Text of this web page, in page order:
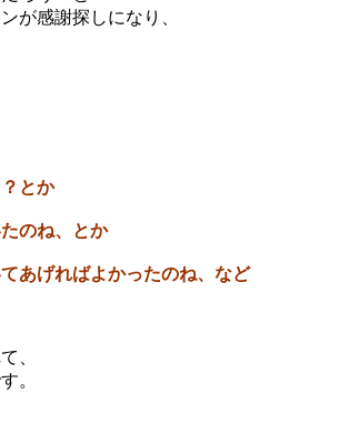
が感謝探しになり、
とか
のね、とか
あげればよかったのね、など
、
。